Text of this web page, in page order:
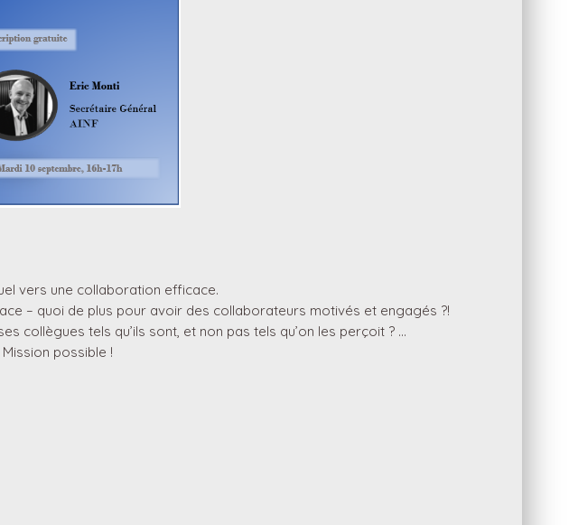
vers une collaboration efficace.
– quoi de plus pour avoir des collaborateurs motivés et engagés ?!
collègues tels qu’ils sont, et non pas tels qu’on les perçoit ? …
possible !